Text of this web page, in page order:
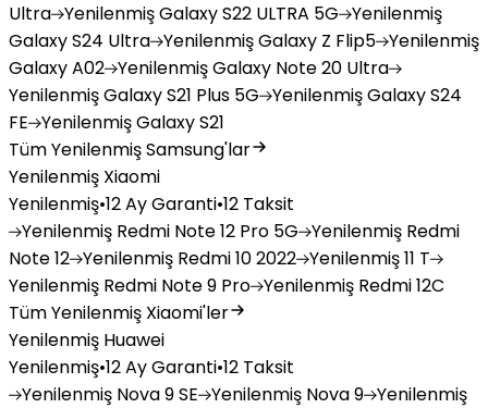
Ultra YenilenmişGalaxy S22 ULTRA 5G Yenilenmiş
Galaxy S24 Ultra YenilenmişGalaxy Z Flip5 Yenilenmiş
Galaxy A02 YenilenmişGalaxy Note 20 Ultra
YenilenmişGalaxy S21 Plus 5G YenilenmişGalaxy S24
FE YenilenmişGalaxy S21
Tüm Yenilenmiş Samsung'lar
Yenilenmiş Xiaomi
Yenilenmiş•12 Ay Garanti•12 Taksit
Yenilenmiş Redmi Note 12 Pro 5G Yenilenmiş Redmi
Note 12 Yenilenmiş Redmi 10 2022 Yenilenmiş11 T
Yenilenmiş Redmi Note 9 Pro Yenilenmiş Redmi 12C
Tüm Yenilenmiş Xiaomi'ler
Yenilenmiş Huawei
Yenilenmiş•12 Ay Garanti•12 Taksit
Yenilenmiş Nova 9 SE Yenilenmiş Nova 9 Yenilenmiş